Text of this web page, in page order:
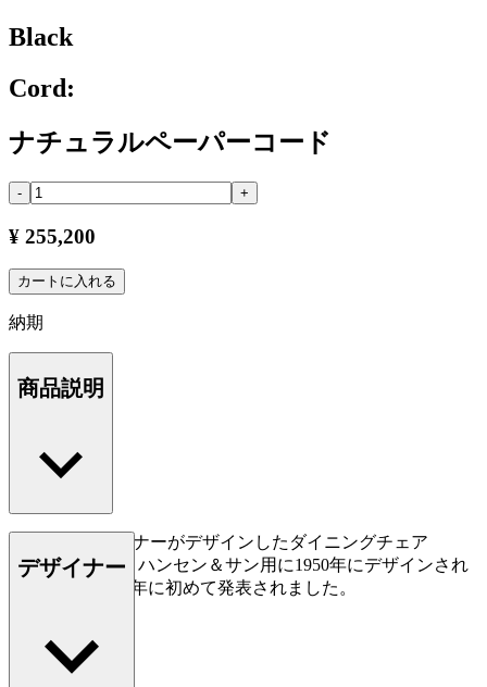
Black
Cord:
ナチュラルペーパーコード
- +
¥ 255,200
カートに入れる
納期
商品説明
ハンス J. ウェグナーがデザインしたダイニングチェア
CH26。カール・ハンセン＆サン用に1950年にデザインされ
ましたが、2016年に初めて発表されました。
デザイナー